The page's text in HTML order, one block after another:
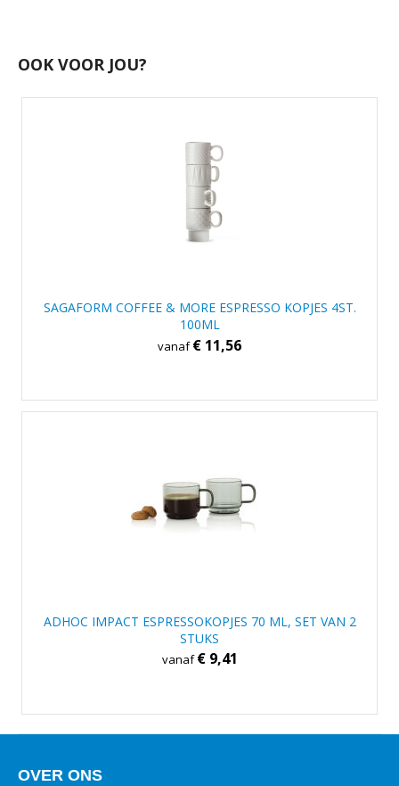
OOK VOOR JOU?
SAGAFORM COFFEE & MORE ESPRESSO KOPJES 4ST.
100ML
vanaf€ 11,56
ADHOC IMPACT ESPRESSOKOPJES 70 ML, SET VAN 2
STUKS
vanaf€ 9,41
OVER ONS